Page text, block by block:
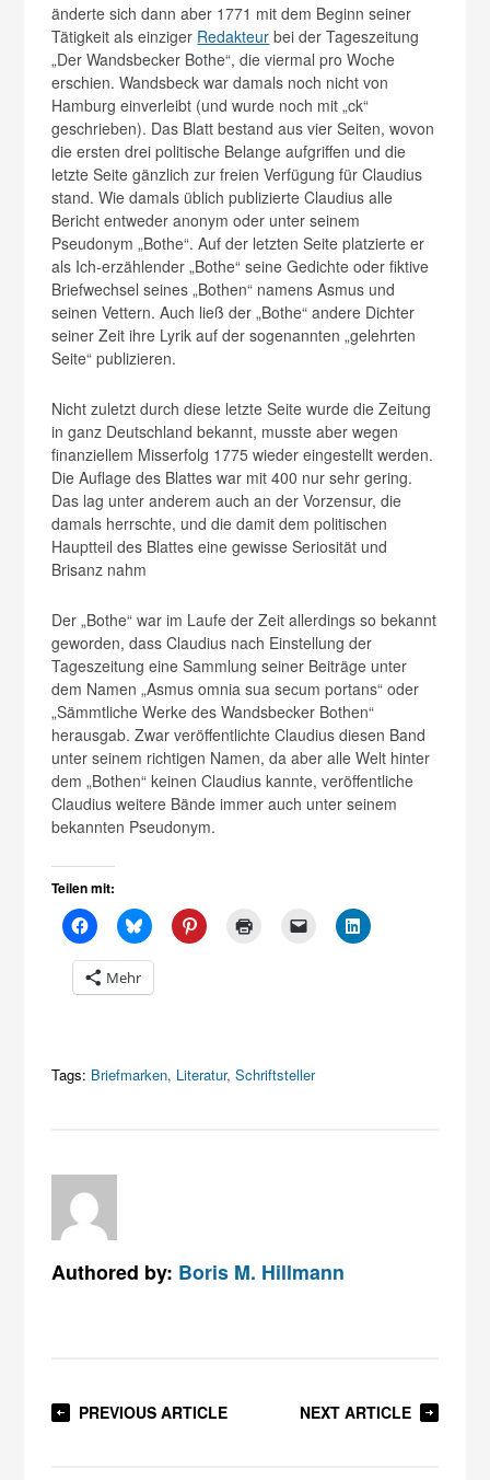
änderte sich dann aber 1771 mit dem Beginn seiner
Tätigkeit als einziger Redakteur bei der Tageszeitung
„Der Wandsbecker Bothe“, die viermal pro Woche
erschien. Wandsbeck war damals noch nicht von
Hamburg einverleibt (und wurde noch mit „ck“
geschrieben). Das Blatt bestand aus vier Seiten, wovon
die ersten drei politische Belange aufgriffen und die
letzte Seite gänzlich zur freien Verfügung für Claudius
stand. Wie damals üblich publizierte Claudius alle
Bericht entweder anonym oder unter seinem
Pseudonym „Bothe“. Auf der letzten Seite platzierte er
als Ich-erzählender „Bothe“ seine Gedichte oder fiktive
Briefwechsel seines „Bothen“ namens Asmus und
seinen Vettern. Auch ließ der „Bothe“ andere Dichter
seiner Zeit ihre Lyrik auf der sogenannten „gelehrten
Seite“ publizieren.
Nicht zuletzt durch diese letzte Seite wurde die Zeitung
in ganz Deutschland bekannt, musste aber wegen
finanziellem Misserfolg 1775 wieder eingestellt werden.
Die Auflage des Blattes war mit 400 nur sehr gering.
Das lag unter anderem auch an der Vorzensur, die
damals herrschte, und die damit dem politischen
Hauptteil des Blattes eine gewisse Seriosität und
Brisanz nahm
Der „Bothe“ war im Laufe der Zeit allerdings so bekannt
geworden, dass Claudius nach Einstellung der
Tageszeitung eine Sammlung seiner Beiträge unter
dem Namen „Asmus omnia sua secum portans“ oder
„Sämmtliche Werke des Wandsbecker Bothen“
herausgab. Zwar veröffentlichte Claudius diesen Band
unter seinem richtigen Namen, da aber alle Welt hinter
dem „Bothen“ keinen Claudius kannte, veröffentliche
Claudius weitere Bände immer auch unter seinem
bekannten Pseudonym.
Teilen mit:
Mehr
Tags: Briefmarken, Literatur,Schriftsteller
Authored by: Boris M. Hillmann
PREVIOUS ARTICLE NEXT ARTICLE